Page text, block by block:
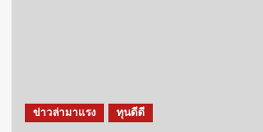
ข่าวล่ามาแรง ทุนดีดี